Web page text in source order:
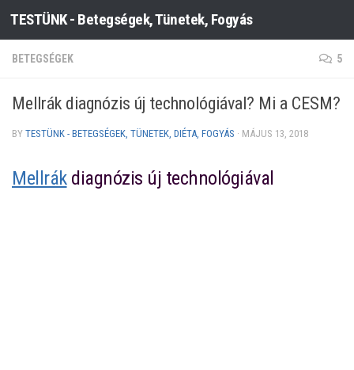
Skip to content
TESTÜNK - Betegségek, Tünetek, Fogyás
BETEGSÉGEK 5
Mellrák diagnózis új technológiával? Mi a CESM?
BY TESTÜNK - BETEGSÉGEK, TÜNETEK, DIÉTA, FOGYÁS · MÁJUS 13, 2018
Mellrákdiagnózis új technológiával